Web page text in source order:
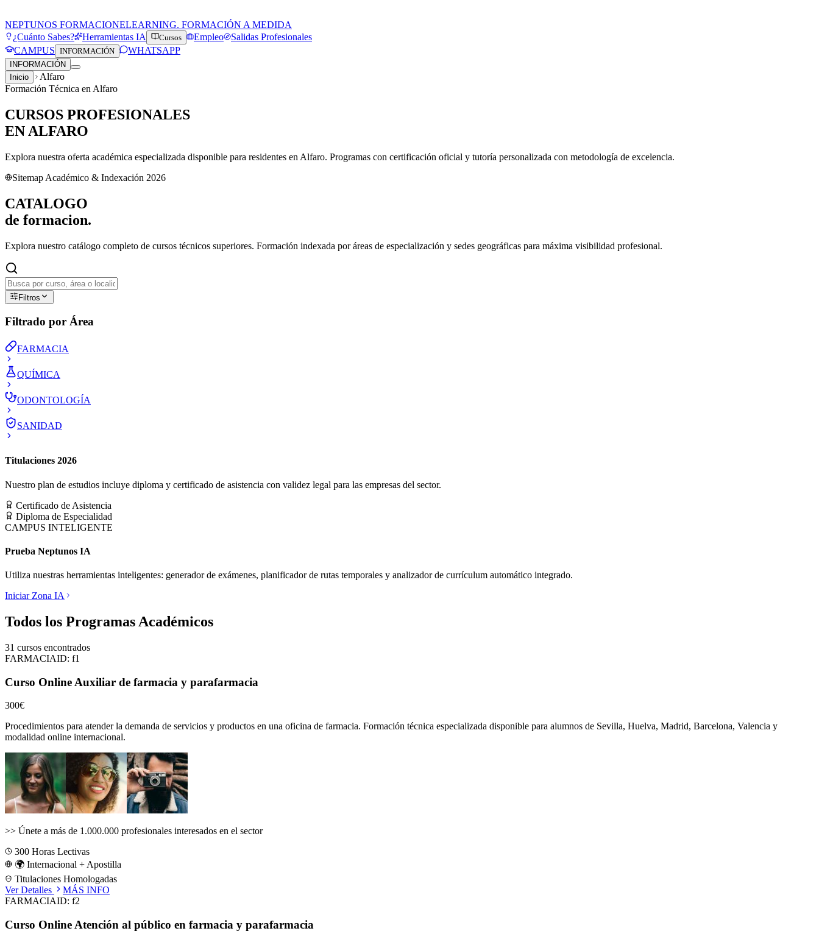
NEPTUNOS FORMACIONELEARNING. FORMACIÓN A MEDIDA
¿Cuánto Sabes?
Herramientas IA Cursos Empleo
Salidas Profesionales
CAMPUS INFORMACIÓN WHATSAPP
INFORMACIÓN
Inicio
Alfaro
Formación Técnica en Alfaro
CURSOS PROFESIONALES
EN ALFARO
Explora nuestra oferta académica especializada disponible para residentes en Alfaro. Programas con certificación oficial y tutoría personalizada con metodología de excelencia.
Sitemap Académico & Indexación 2026
CATALOGO
de formacion.
Explora nuestro catálogo completo de cursos técnicos superiores. Formación indexada por áreas de especialización y sedes geográficas para máxima visibilidad profesional.
Filtros
Filtrado por Área
FARMACIA
QUÍMICA
ODONTOLOGÍA
SANIDAD
Titulaciones 2026
Nuestro plan de estudios incluye diploma y certificado de asistencia con validez legal para las empresas del sector.
Certificado de Asistencia
Diploma de Especialidad
CAMPUS INTELIGENTE
Prueba Neptunos IA
Utiliza nuestras herramientas inteligentes: generador de exámenes, planificador de rutas temporales y analizador de currículum automático integrado.
Iniciar Zona IA
Todos los Programas Académicos
31 cursos encontrados
FARMACIAID: f1
Curso Online Auxiliar de farmacia y parafarmacia
300€
Procedimientos para atender la demanda de servicios y productos en una oficina de farmacia. Formación técnica especializada disponible para alumnos de Sevilla, Huelva, Madrid, Barcelona, Valencia y
modalidad online internacional.
>> Únete a más de 1.000.000 profesionales interesados en el sector
300 Horas Lectivas
🌍 Internacional + Apostilla
Titulaciones Homologadas
Ver Detalles
MÁS INFO
FARMACIAID: f2
Curso Online Atención al público en farmacia y parafarmacia